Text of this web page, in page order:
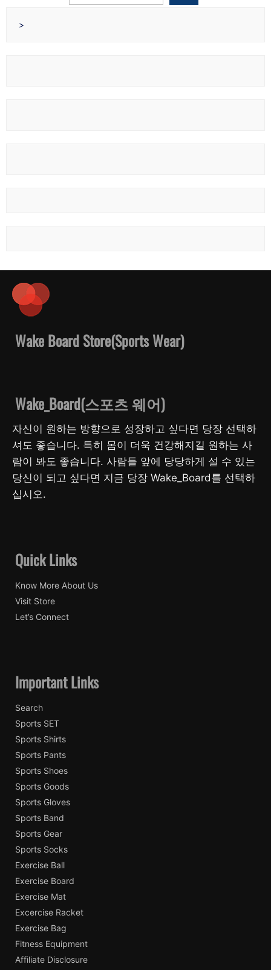
>
Wake Board Store(Sports Wear)
Wake_Board(스포츠 웨어)
자신이 원하는 방향으로 성장하고 싶다면 당장 선택하
셔도 좋습니다. 특히 몸이 더욱 건강해지길 원하는 사
람이 봐도 좋습니다. 사람들 앞에 당당하게 설 수 있는
당신이 되고 싶다면 지금 당장 Wake_Board를 선택하
십시오.
Quick Links
Know More About Us
Visit Store
Let’s Connect
Important Links
Search
Sports SET
Sports Shirts
Sports Pants
Sports Shoes
Sports Goods
Sports Gloves
Sports Band
Sports Gear
Sports Socks
Exercise Ball
Exercise Board
Exercise Mat
Excercise Racket
Exercise Bag
Fitness Equipment
Affiliate Disclosure